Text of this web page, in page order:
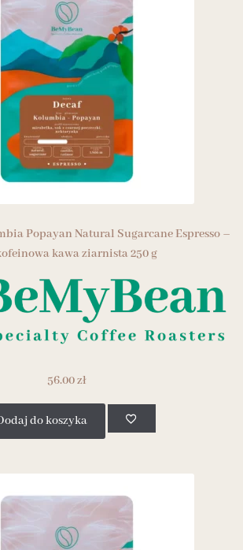
Popayan Natural Sugarcane Espresso –
kawa ziarnista 250 g
56.00zł
do koszyka